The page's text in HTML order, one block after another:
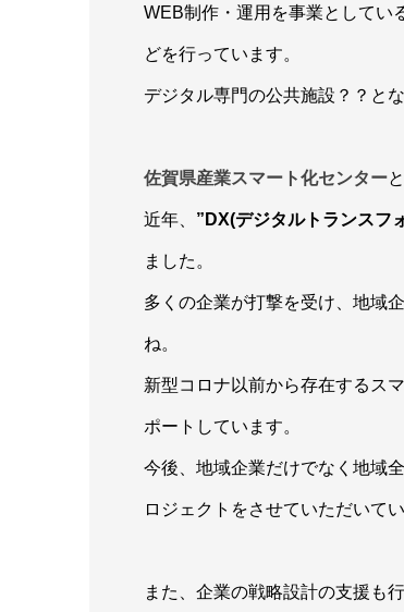
WEB制作・運用を事業としてい
どを行っています。
デジタル専門の公共施設？？と
佐賀県産業スマート化センター
近年、 ”DX(デジタルトランスフ
ました。
多くの企業が打撃を受け、地域
ね。
新型コロナ以前から存在するス
ポートしています。
今後、地域企業だけでなく地域
ロジェクトをさせていただいて
また、企業の戦略設計の支援も